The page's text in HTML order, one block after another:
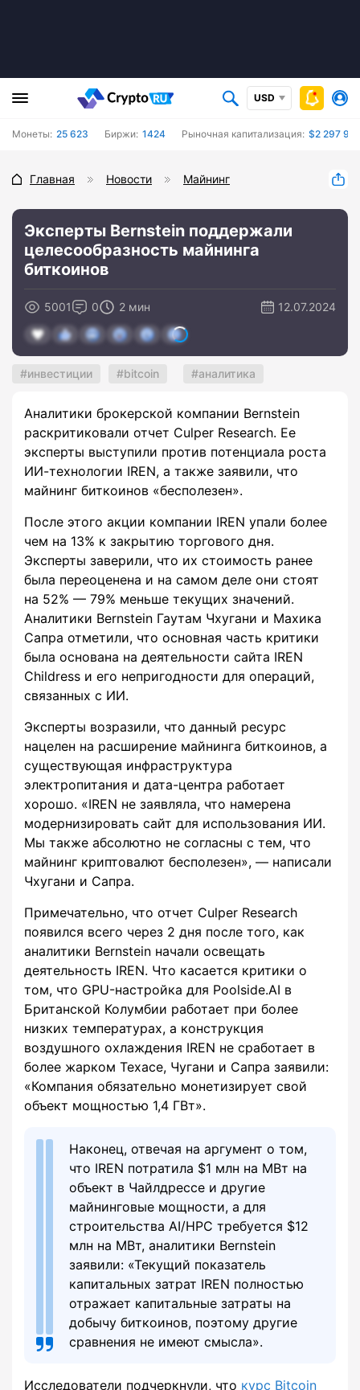
USD
Монеты: 25 623 Биржи: 1424 Рыночная капитализация: $2 297
Главная Новости Майнинг
Эксперты Bernstein поддержали
целесообразность майнинга
биткоинов
5001 0 2 мин 12.07.2024
инвестиции bitcoin аналитика
Аналитики брокерской компании Bernstein
раскритиковали отчет Culper Research. Ее
эксперты выступили против потенциала роста
ИИ-технологии IREN, а также заявили, что
майнинг биткоинов «бесполезен».
После этого акции компании IREN упали более
чем на 13% к закрытию торгового дня.
Эксперты заверили, что их стоимость ранее
была переоценена и на самом деле они стоят
на 52% — 79% меньше текущих значений.
Аналитики Bernstein Гаутам Чхугани и Махика
Сапра отметили, что основная часть критики
была основана на деятельности сайта IREN
Childress и его непригодности для операций,
связанных с ИИ.
Эксперты возразили, что данный ресурс
нацелен на расширение майнинга биткоинов, а
существующая инфраструктура
электропитания и дата-центра работает
хорошо. «IREN не заявляла, что намерена
модернизировать сайт для использования ИИ.
Мы также абсолютно не согласны с тем, что
майнинг криптовалют бесполезен», — написали
Чхугани и Сапра.
Примечательно, что отчет Culper Research
появился всего через 2 дня после того, как
аналитики Bernstein начали освещать
деятельность IREN. Что касается критики о
том, что GPU-настройка для Poolside.AI в
Британской Колумбии работает при более
низких температурах, а конструкция
воздушного охлаждения IREN не сработает в
более жарком Техасе, Чугани и Сапра заявили:
«Компания обязательно монетизирует свой
объект мощностью 1,4 ГВт».
Наконец, отвечая на аргумент о том,
что IREN потратила $1 млн на МВт на
объект в Чайлдрессе и другие
майнинговые мощности, а для
строительства AI/HPC требуется $12
млн на МВт, аналитики Bernstein
заявили: «Текущий показатель
капитальных затрат IREN полностью
отражает капитальные затраты на
добычу биткоинов, поэтому другие
сравнения не имеют смысла».
Исследователи подчеркнули, что курс Bitcoin